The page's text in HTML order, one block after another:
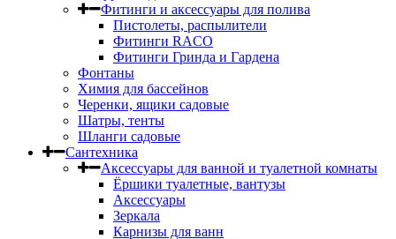
Фитинги и аксессуары для полива
Пистолеты, распылители
Фитинги RACO
Фитинги Гринда и Гардена
Фонтаны
Химия для бассейнов
Черенки, ящики садовые
Шатры, тенты
Шланги садовые
Сантехника
Аксессуары для ванной и туалетной комнаты
Ёршики туалетные, вантузы
Аксессуары
Зеркала
Карнизы для ванн